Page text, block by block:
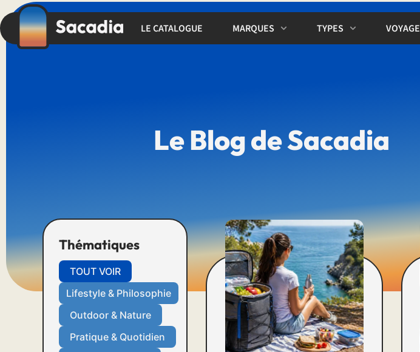
LE CATALOGUE MARQUES TYPES VOYAGE
Le Blog de Sacadia
Thématiques
Lifestyle & Philosophie
Outdoor & Nature
Pratique & Quotidien
TOUT VOIR